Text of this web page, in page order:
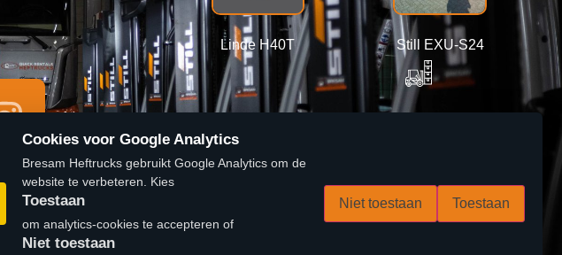
Linde H40T Still EXU-S24
Cookies voor Google Analytics
Bresam Heftrucks gebruikt Google Analytics om de
website te verbeteren. Kies
Toestaan
om analytics-cookies te accepteren of
Niet toestaan
Niet toestaan Toestaan